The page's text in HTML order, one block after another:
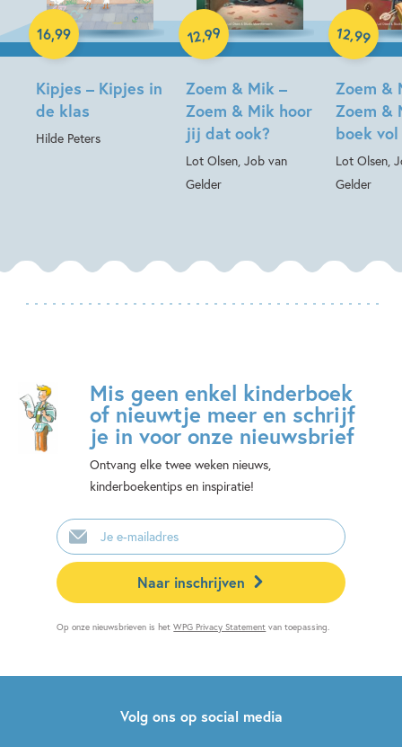
Kipjes – Kipjes in
de klas
Hilde Peters
16,99
Hardcover
Zoem & Mik –
Zoem & Mik hoor
jij dat ook?
Lot Olsen, Job van
Gelder
12,99
Hardcover
Zoem &
Zoem &
boek
Lot Olsen,
Gelder
12,99
Hardcover
Mis geen enkel kinderboek
of nieuwtje meer en schrijf
je in voor onze nieuwsbrief
Ontvang elke twee weken nieuws,
kinderboekentips en inspiratie!
E-
mailadres
Naar inschrijven
Op onze nieuwsbrieven is hetWPG Privacy Statement van toepassing.
Volg ons op social media